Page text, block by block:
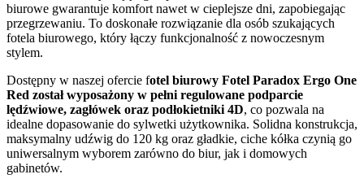
biurowe gwarantuje komfort nawet w cieplejsze dni, zapobiegając
przegrzewaniu. To doskonałe rozwiązanie dla osób szukających
fotela biurowego, który łączy funkcjonalność z nowoczesnym
stylem.
Dostępny w naszej ofercie fotel biurowy Fotel Paradox Ergo One
Red został wyposażony w pełni regulowane podparcie
lędźwiowe, zagłówek oraz podłokietniki 4D, co pozwala na
idealne dopasowanie do sylwetki użytkownika. Solidna konstrukcja,
maksymalny udźwig do 120 kg oraz gładkie, ciche kółka czynią go
uniwersalnym wyborem zarówno do biur, jak i domowych
gabinetów.